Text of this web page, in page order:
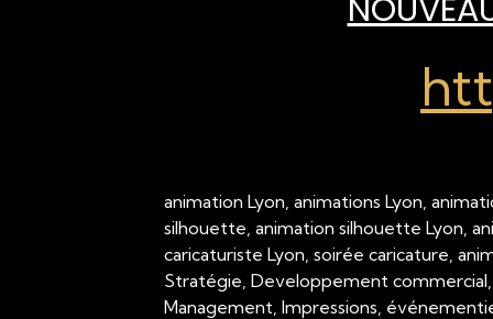
animation Lyon, animations Lyon,
silhouette, animation silhouette Lyon,
caricaturiste Lyon, soirée caricature,
Stratégie, Developpement
Management, Impressions,